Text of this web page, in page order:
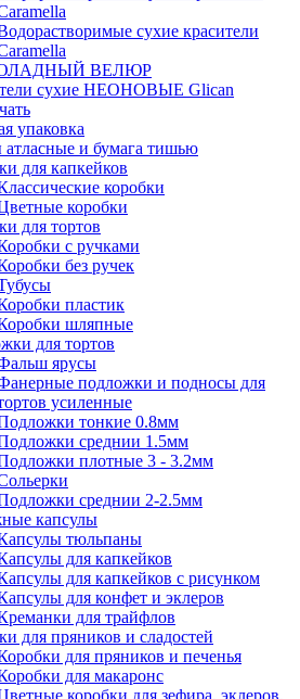
сухие красители
ВЕЛЮР
сухие НЕОНОВЫЕ Glican
упаковка
и бумага тишью
для капкейков
коробки
коробки
для тортов
с ручками
без ручек
пластик
шляпные
для тортов
ярусы
подложки и подносы для
усиленные
тонкие 0.8мм
среднии 1.5мм
плотные 3 - 3.2мм
среднии 2-2.5мм
капсулы
тюльпаны
для капкейков
для капкейков с рисунком
для конфет и эклеров
для трайфлов
для пряников и сладостей
для пряников и печенья
для макаронс
коробки для зефира, эклеров,